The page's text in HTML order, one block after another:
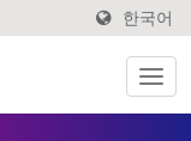
한국어